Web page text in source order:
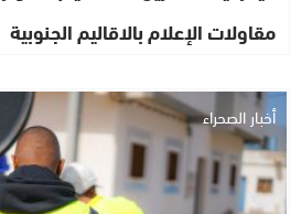
مقاولات الإعلام بالاقاليم الجنوبية
أخبار الصحراء